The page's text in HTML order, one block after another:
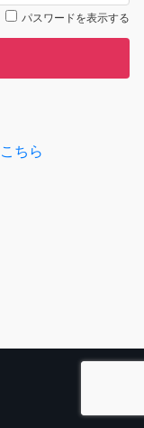
パスワードを表示する
こちら